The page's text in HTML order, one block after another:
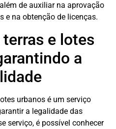
de auxiliar na aprovação
e na obtenção de licenças.
e lotes
a
urbanos é um serviço
a legalidade das
serviço, é possível conhecer